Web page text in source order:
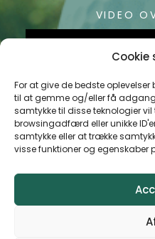
Cookie
For at give de bedste
til at gemme og/eller få
samtykke til disse teknologier
browsingadfærd eller unikke
samtykke eller at trække
visse funktioner og egenskaber
VIDEO